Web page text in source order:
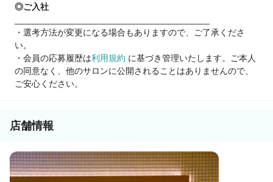
◎練習用ウィッグ会社支給
●東京・神奈川・千葉・埼玉：月給30万円～
●大阪・京都・兵庫・愛知：月給28万円～
●九州：月給29.1万円～
●岡山・四国：月給29.1万円～
◎ご入社
・選考方法が変更になる場合もありますので、ご了承くださ
い。
・会員の応募履歴は利用規約 に基づき管理いたします。ご本人
の同意なく、他のサロンに公開されることはありませんので、
ご安心ください。
店舗情報